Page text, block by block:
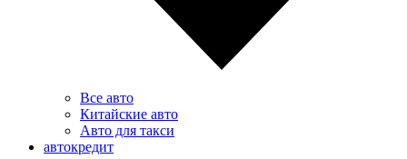
Все авто
Китайские авто
Авто для такси
автокредит